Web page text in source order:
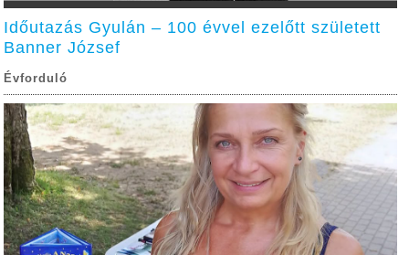
Időutazás Gyulán – 100 évvel ezelőtt született
Banner József
Évforduló